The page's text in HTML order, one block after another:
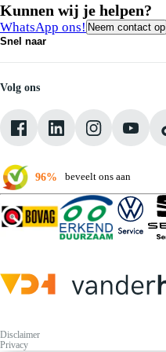
Kunnen wij je helpen?
WhatsApp ons! Neem contact op
Snel naar
Medewerkers
Onze servicebeloften
Pechhulp
Klantbeoordelingen
Verkoopvoorwaarden
Volg ons
96% beveelt ons aan
Disclaimer
Privacy